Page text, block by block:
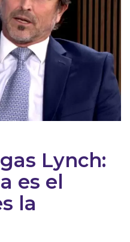
Lynch:
es el
la